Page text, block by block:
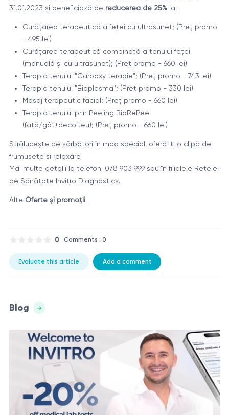
31.01.2023 și beneficiază de reducerea de 25%la:
Curățarea terapeutică a feței cu ultrasunet; (Preț promo
- 495 lei)
Curățarea terapeutică combinată a tenului feței
(manuală și cu ultrasunet); (Preț promo - 660 lei)
Terapia tenului "Carboxy terapie"; (Preț promo - 743 lei)
Terapia tenului "Bioplasma"; (Preț promo - 330 lei)
Masaj terapeutic facial; (Preț promo - 660 lei)
Terapia tenului prin Peeling BioRePeel
(față/gât+decolteu); (Preț promo - 660 lei)
Strălucește de sărbători în mod special, oferă-ți o clipă de
frumusețe și relaxare.
Mai multe detalii la telefon: 078 903 999 sau în filialele Rețelei
de Sănătate Invitro Diagnostics.
Alte Oferte și promoții
0 Comments : 0
Evaluate this article Add a comment
Blog